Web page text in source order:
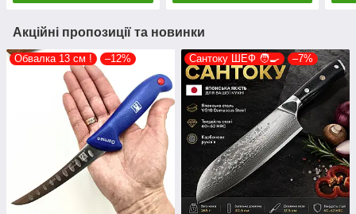
Акційні пропозиції та новинки
Обвалка 13 см ! –12% Сантоку ШЕФ 🧑‍🍳 –7%